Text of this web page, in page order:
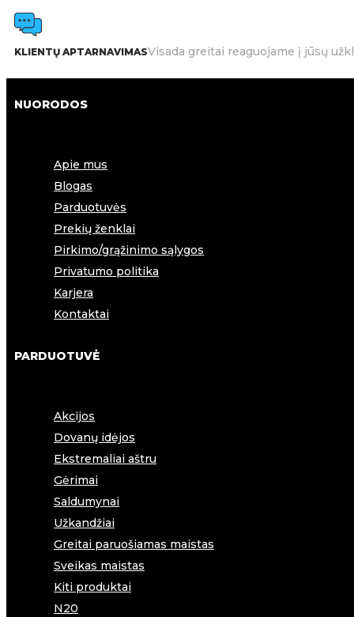
KLIENTŲ APTARNAVIMASVisada greitai reaguojame į jūsų
NUORODOS
Apie mus
Blogas
Parduotuvės
Prekių ženklai
Pirkimo/grąžinimo sąlygos
Privatumo politika
Karjera
Kontaktai
PARDUOTUVĖ
Akcijos
Dovanų idėjos
Ekstremaliai aštru
Gėrimai
Saldumynai
Užkandžiai
Greitai paruošiamas maistas
Sveikas maistas
Kiti produktai
N20